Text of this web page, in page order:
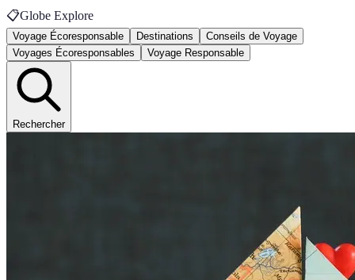
📋Globe Explore
Voyage Écoresponsable Destinations
Conseils de Voyage
Voyages Écoresponsables
Voyage Responsable
Rechercher